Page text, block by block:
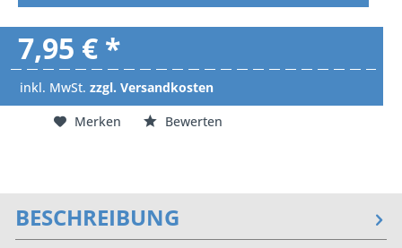
7,95 € *
inkl. MwSt. zzgl. Versandkosten
Merken
Bewerten
BESCHREIBUNG